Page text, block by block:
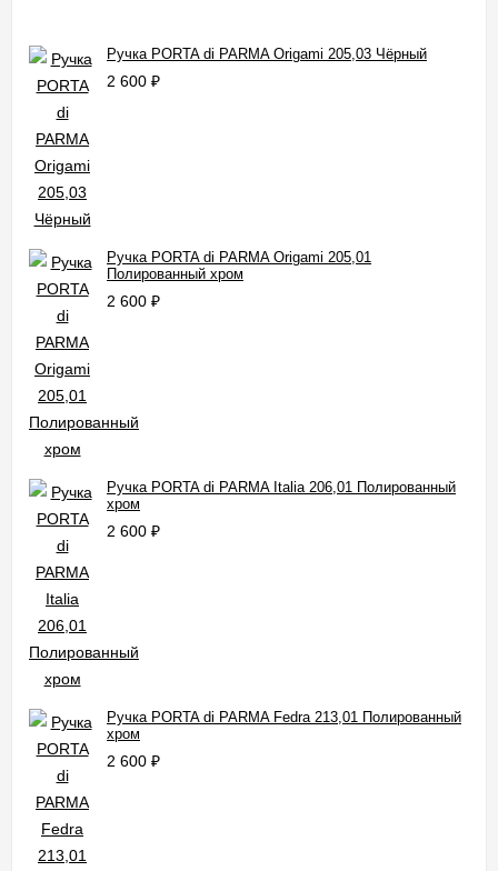
Ручка PORTA di PARMA Origami 205,03 Чёрный
2 600 ₽
Ручка PORTA di PARMA Origami 205,01
Полированный хром
2 600 ₽
Ручка PORTA di PARMA Italia 206,01 Полированный
хром
2 600 ₽
Ручка PORTA di PARMA Fedra 213,01 Полированный
хром
2 600 ₽